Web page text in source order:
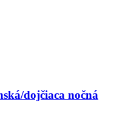
dojčiaca nočná